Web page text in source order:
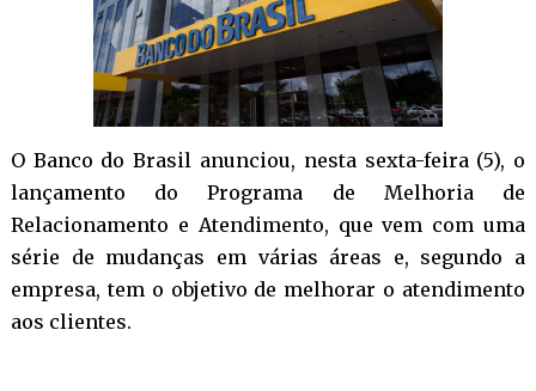
O Banco do Brasil anunciou, nesta sexta-feira (5), o
lançamento do Programa de Melhoria de
Relacionamento e Atendimento, que vem com uma
série de mudanças em várias áreas e, segundo a
empresa, tem o objetivo de melhorar o atendimento
aos clientes.